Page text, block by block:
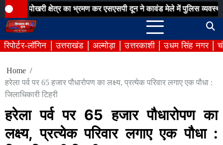
Skip
to
content
क्षेत्र का भ्रमण कर एसएसपी दून ने कावंड मेले में पुलिस व्यवस्थाओं का लिया
रिपोर्टर-लॉगिन उत्तराखंड अल्मोड़ा उत्तरकाशी उधम सिंह नगर
Home
हरेला पर्व पर 65 हजार पौधारोपण का लक्ष्य, प्रत्येक परिवार लगाए एक पौधा :
जिलाधिकारी टिहरी
हरेला पर्व पर 65 हजार पौधारोपण का
लक्ष्य, प्रत्येक परिवार लगाए एक पौधा :